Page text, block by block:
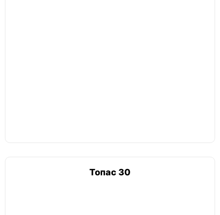
Топас 30